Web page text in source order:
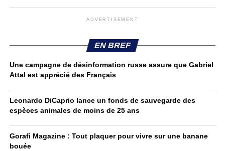
ADVERTISEMENT
EN BREF
Une campagne de désinformation russe assure que Gabriel
Attal est apprécié des Français
Leonardo DiCaprio lance un fonds de sauvegarde des
espèces animales de moins de 25 ans
Gorafi Magazine : Tout plaquer pour vivre sur une banane
bouée